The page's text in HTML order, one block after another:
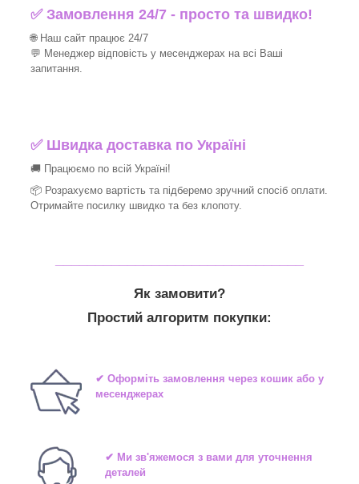
✅ Замовлення 24/7 - просто та швидко!
🌐 Наш сайт працює 24/7
💬 Менеджер відповість у месенджерах на всі Ваші
запитання.
✅ Швидка доставка по Україні
🚚 Працюємо по всій Україні!
📦 Розрахуємо вартість та підберемо зручний спосіб оплати.
Отримайте посилку швидко та без клопоту.
Як замовити?
Простий алгоритм покупки:
✔ Оформіть замовлення через кошик або у
месенджерах
✔ Ми зв'яжемося з вами для уточнення
деталей